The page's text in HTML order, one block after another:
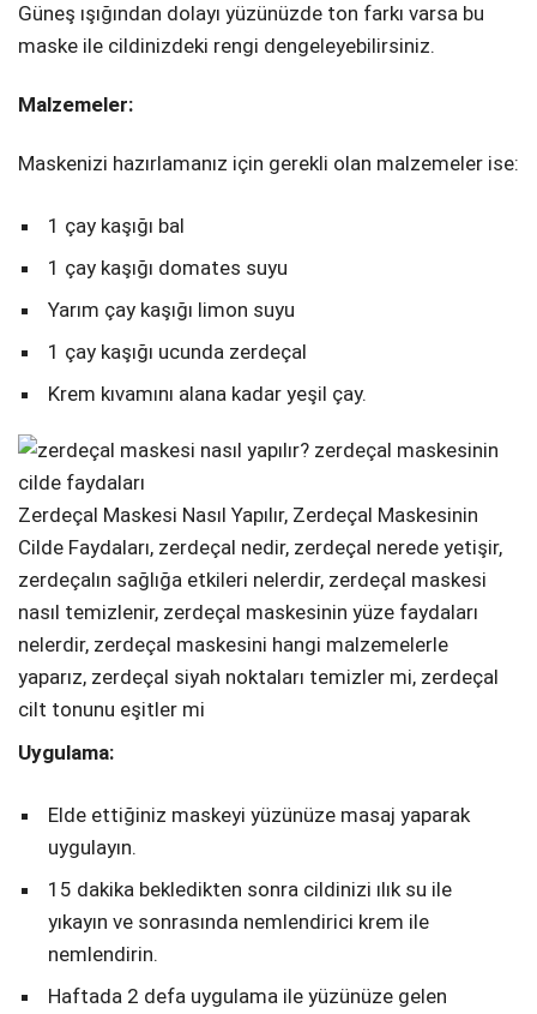
Güneş ışığından dolayı yüzünüzde ton farkı varsa bu
maske ile cildinizdeki rengi dengeleyebilirsiniz.
Malzemeler:
Maskenizi hazırlamanız için gerekli olan malzemeler ise:
1 çay kaşığı bal
1 çay kaşığı domates suyu
Yarım çay kaşığı limon suyu
1 çay kaşığı ucunda zerdeçal
Krem kıvamını alana kadar yeşil çay.
Zerdeçal Maskesi Nasıl Yapılır, Zerdeçal Maskesinin
Cilde Faydaları, zerdeçal nedir, zerdeçal nerede yetişir,
zerdeçalın sağlığa etkileri nelerdir, zerdeçal maskesi
nasıl temizlenir, zerdeçal maskesinin yüze faydaları
nelerdir, zerdeçal maskesini hangi malzemelerle
yaparız, zerdeçal siyah noktaları temizler mi, zerdeçal
cilt tonunu eşitler mi
Uygulama:
Elde ettiğiniz maskeyi yüzünüze masaj yaparak
uygulayın.
15 dakika bekledikten sonra cildinizi ılık su ile
yıkayın ve sonrasında nemlendirici krem ile
nemlendirin.
Haftada 2 defa uygulama ile yüzünüze gelen